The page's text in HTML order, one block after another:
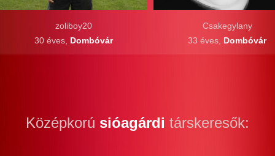
Csakegylany
33 éves, Dombóvár
zoliboy20
30 éves, Dombóvár
Középkorú sióagárdi társkeresők: